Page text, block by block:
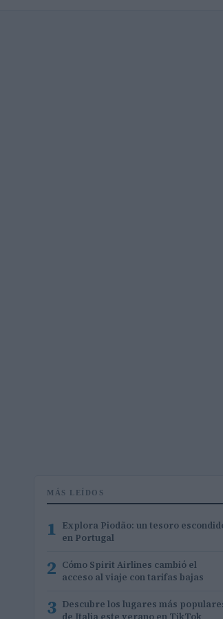
MÁS LEÍDOS
1 Explora Piodão: un tesoro
en Portugal
2 Cómo Spirit Airlines cambió el
acceso al viaje con tarifas bajas
3 Descubre los lugares más
de Italia este verano en TikTok